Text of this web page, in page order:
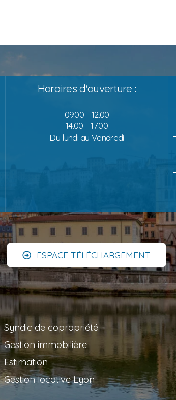
Horaires d'ouverture :
09.00 - 12.00
14.00 - 17.00
Du lundi au Vendredi
ESPACE TÉLÉCHARGEMENT
Syndic de copropriété
Gestion immobilière
Estimation
Gestion locative Lyon